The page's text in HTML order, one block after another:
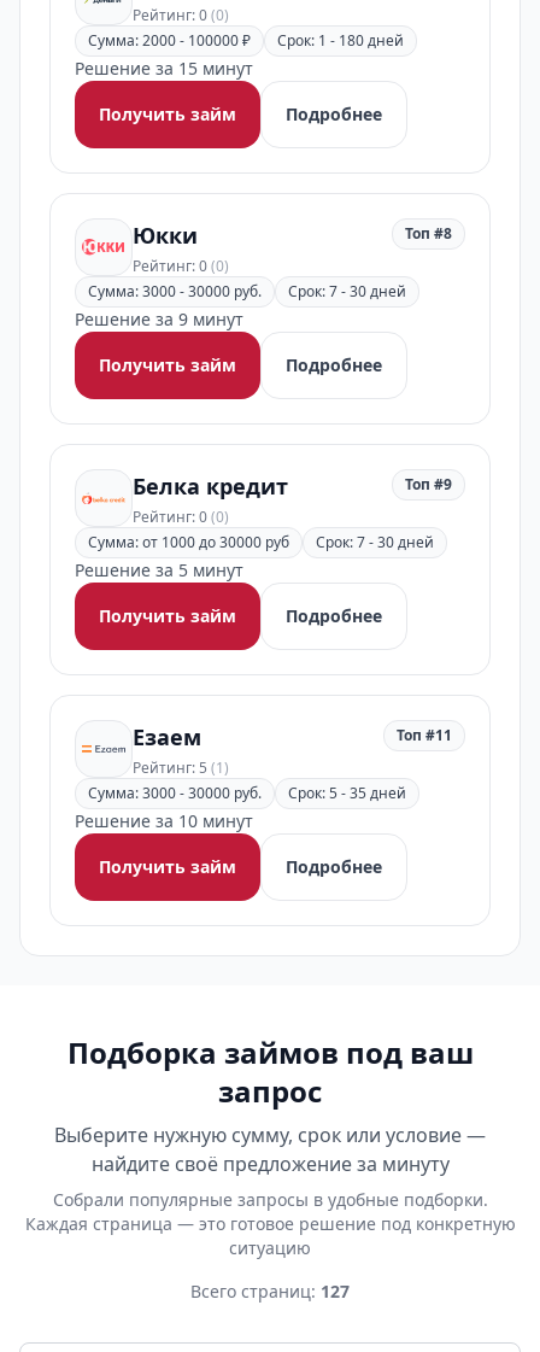
Рейтинг: 0(0)
Сумма: 2000 - 100000 ₽ Срок: 1 - 180 дней
Решение за 15 минут
Получить займ
Подробнее
Юкки
Рейтинг: 0(0)
Топ #8
Сумма: 3000 - 30000 руб. Срок: 7 - 30 дней
Решение за 9 минут
Получить займ
Подробнее
Белка кредит
Рейтинг: 0(0)
Топ #9
Сумма: от 1000 до 30000 руб Срок: 7 - 30 дней
Решение за 5 минут
Получить займ
Подробнее
Езаем
Рейтинг: 5 (1)
Топ #11
Сумма: 3000 - 30000 руб. Срок: 5 - 35 дней
Решение за 10 минут
Получить займ
Подробнее
Подборка займов под ваш
запрос
Выберите нужную сумму, срок или условие —
найдите своё предложение за минуту
Собрали популярные запросы в удобные подборки.
Каждая страница — это готовое решение под конкретную
ситуацию
Всего страниц: 127